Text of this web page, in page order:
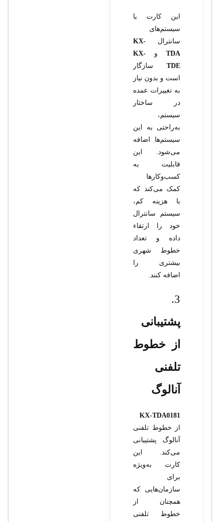
این کارت با
سیستم‌های
سانترال KX-
TDAو KX-
TDEسازگار
است و بدون نیاز
به تغییرات عمده
در ساختار
سیستم،
به‌راحتی به این
سیستم‌ها اضافه
می‌شود. این
قابلیت به
کسب‌وکارها
کمک می‌کند که
با هزینه کم،
سیستم سانترال
خود را ارتقاء
داده و تعداد
خطوط شهری
بیشتری را
اضافه کنند.
3.
پشتیبانی
از خطوط
تلفنی
آنالوگ
KX-TDA0181
از خطوط تلفنی
آنالوگ پشتیبانی
می‌کند. این
کارت به‌ویژه
برای
سازمان‌هایی که
همچنان از
خطوط تلفنی